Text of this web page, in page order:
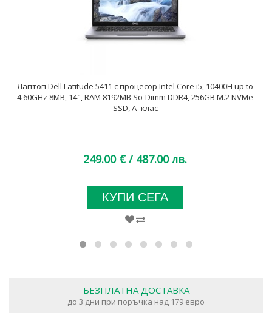
Лаптоп Dell Latitude 5411 с процесор Intel Core i5, 10400H up to
4.60GHz 8MB, 14", RAM 8192MB So-Dimm DDR4, 256GB M.2 NVMe
SSD, A- клас
249.00 € / 487.00 лв.
КУПИ СЕГА
БЕЗПЛАТНА ДОСТАВКА
до 3 дни при поръчка над 179 евро